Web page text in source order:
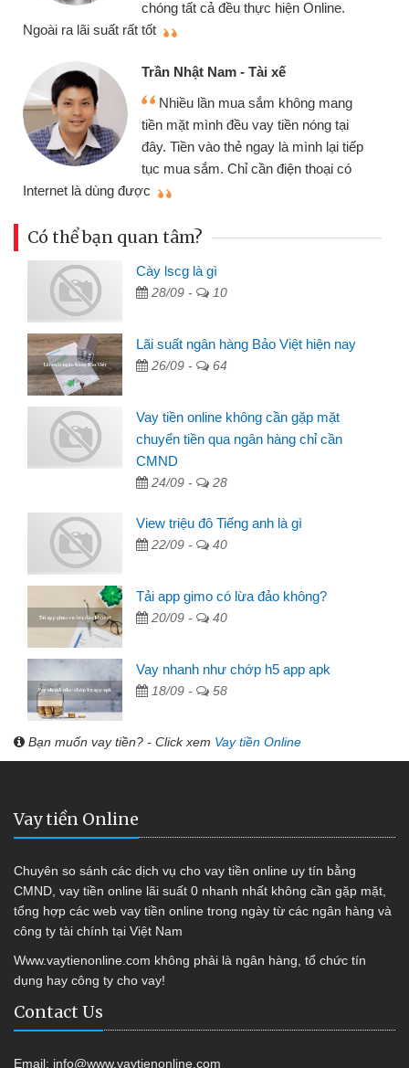
chóng tất cả đều thực hiện Online.
Ngoài ra lãi suất rất tốt
Trần Nhật Nam - Tài xế
Nhiều lần mua sắm không mang
tiền mặt mình đều vay tiền nóng tại
đây. Tiền vào thẻ ngay là mình lại tiếp
tục mua sắm. Chỉ cần điện thoại có
Internet là dùng được
Có thể bạn quan tâm?
Cày lscg là gì
28/09 - 10
Lãi suất ngân hàng Bảo Việt hiện nay
26/09 - 64
Vay tiền online không cần gặp mặt
chuyển tiền qua ngân hàng chỉ cần
CMND
24/09 - 28
View triệu đô Tiếng anh là gì
22/09 - 40
Tải app gimo có lừa đảo không?
20/09 - 40
Vay nhanh như chớp h5 app apk
18/09 - 58
Bạn muốn vay tiền? - Click xem Vay tiền Online
Vay tiền Online
Chuyên so sánh các dịch vụ cho vay tiền online uy tín bằng
CMND, vay tiền online lãi suất 0 nhanh nhất không cần gặp mặt,
tổng hợp các web vay tiền online trong ngày từ các ngân hàng và
công ty tài chính tại Việt Nam
Www.vaytienonline.com không phải là ngân hàng, tổ chức tín
dụng hay công ty cho vay!
Contact Us
Email: info@www.vaytienonline.com